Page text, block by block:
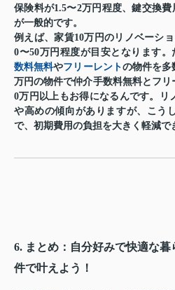
保険料が1.5〜2万円程度、鍵交換
が一般的です。
例えば、家賃10万円のリノベーシ
0〜50万円程度が目安となります。
数料無料やフリーレントの物件を多
万円の物件で仲介手数料無料とフ
0万円以上もお得になるんです。リ
や高めの傾向がありますが、こう
で、初期費用の負担を大きく軽減で
6. まとめ：自分好みで快適な
件で叶えよう！